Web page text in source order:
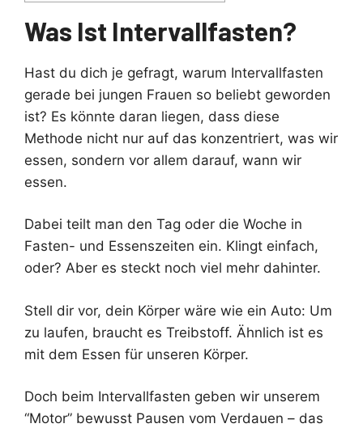
Was Ist Intervallfasten?
Hast du dich je gefragt, warum Intervallfasten
gerade bei jungen Frauen so beliebt geworden
ist? Es könnte daran liegen, dass diese
Methode nicht nur auf das konzentriert, was wir
essen, sondern vor allem darauf, wann wir
essen.
Dabei teilt man den Tag oder die Woche in
Fasten- und Essenszeiten ein. Klingt einfach,
oder? Aber es steckt noch viel mehr dahinter.
Stell dir vor, dein Körper wäre wie ein Auto: Um
zu laufen, braucht es Treibstoff. Ähnlich ist es
mit dem Essen für unseren Körper.
Doch beim Intervallfasten geben wir unserem
“Motor” bewusst Pausen vom Verdauen – das